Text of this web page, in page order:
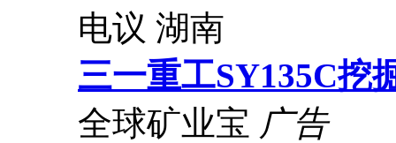
电议 湖南
三一重工SY135C挖
全球矿业宝 广告